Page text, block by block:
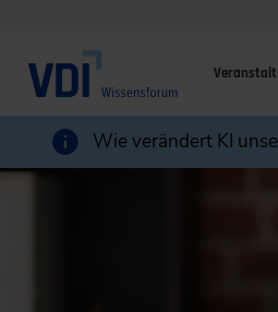
Wie verändert KI